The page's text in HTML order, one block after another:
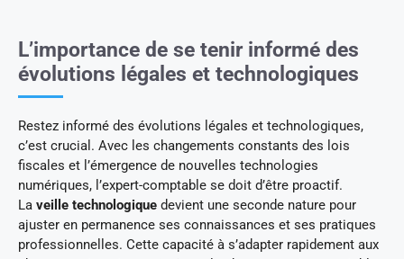
L’importance de se tenir informé des
évolutions légales et technologiques
Restez informé des évolutions légales et technologiques,
c’est crucial. Avec les changements constants des lois
fiscales et l’émergence de nouvelles technologies
numériques, l’expert-comptable se doit d’être proactif.
La veille technologique devient une seconde nature pour
ajuster en permanence ses connaissances et ses pratiques
professionnelles. Cette capacité à s’adapter rapidement aux